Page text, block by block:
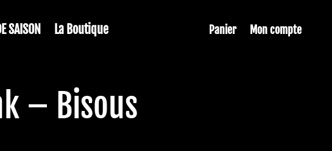
SAISON La Boutique Panier Mon compte
– Bisous